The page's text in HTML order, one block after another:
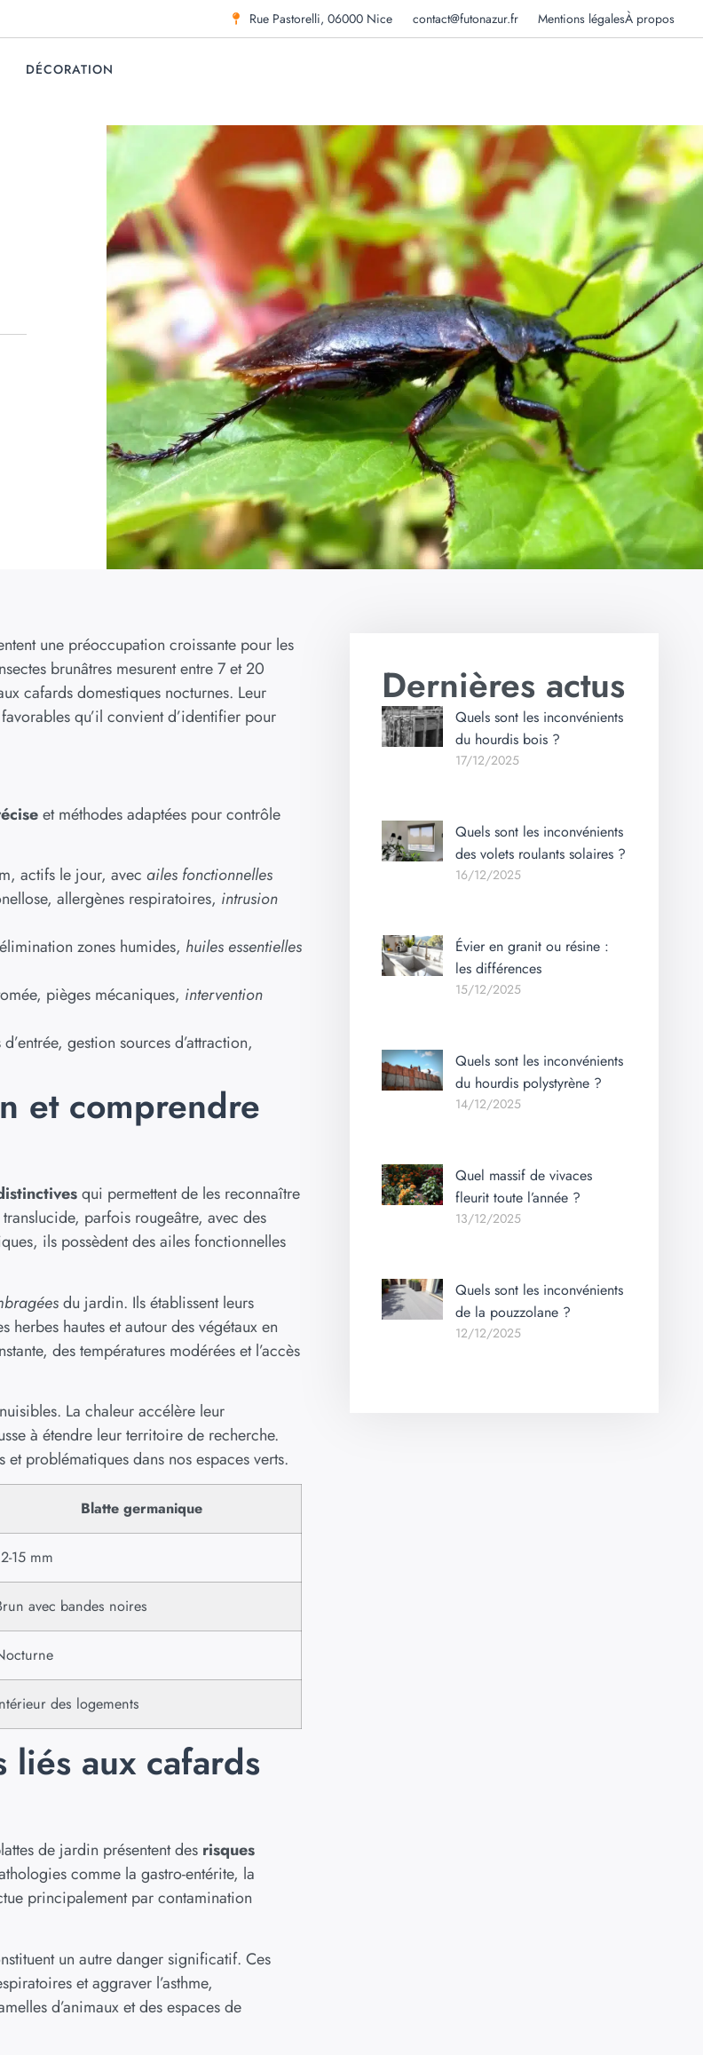
Rue Pastorelli, 06000 Nice contact@futonazur.fr Mentions légalesÀ propos
DÉCORATION
une préoccupation croissante pour les
brunâtres mesurent entre 7 et 20
cafards domestiques nocturnes. Leur
qu’il convient d’identifier pour
et méthodes adaptées pour contrôle
actifs le jour, avec ailes fonctionnelles
allergènes respiratoires, intrusion
zones humides, huiles essentielles
pièges mécaniques, intervention
gestion sources d’attraction,
et comprendre
qui permettent de les reconnaître
parfois rougeâtre, avec des
ils possèdent des ailes fonctionnelles
du jardin. Ils établissent leurs
hautes et autour des végétaux en
des températures modérées et l’accès
La chaleur accélère leur
à étendre leur territoire de recherche.
problématiques dans nos espaces verts.
Blatte germanique
15 mm
avec bandes noires
des logements
liés aux cafards
de jardin présentent des risques
comme la gastro-entérite, la
principalement par contamination
un autre danger significatif. Ces
et aggraver l’asthme,
d’animaux et des espaces de
Dernières actus
Quels sont les inconvénients
du hourdis bois ?
17/12/2025
Quels sont les inconvénients
des volets roulants solaires ?
16/12/2025
Évier en granit ou résine :
les différences
15/12/2025
Quels sont les inconvénients
du hourdis polystyrène ?
14/12/2025
Quel massif de vivaces
fleurit toute l’année ?
13/12/2025
Quels sont les inconvénients
de la pouzzolane ?
12/12/2025